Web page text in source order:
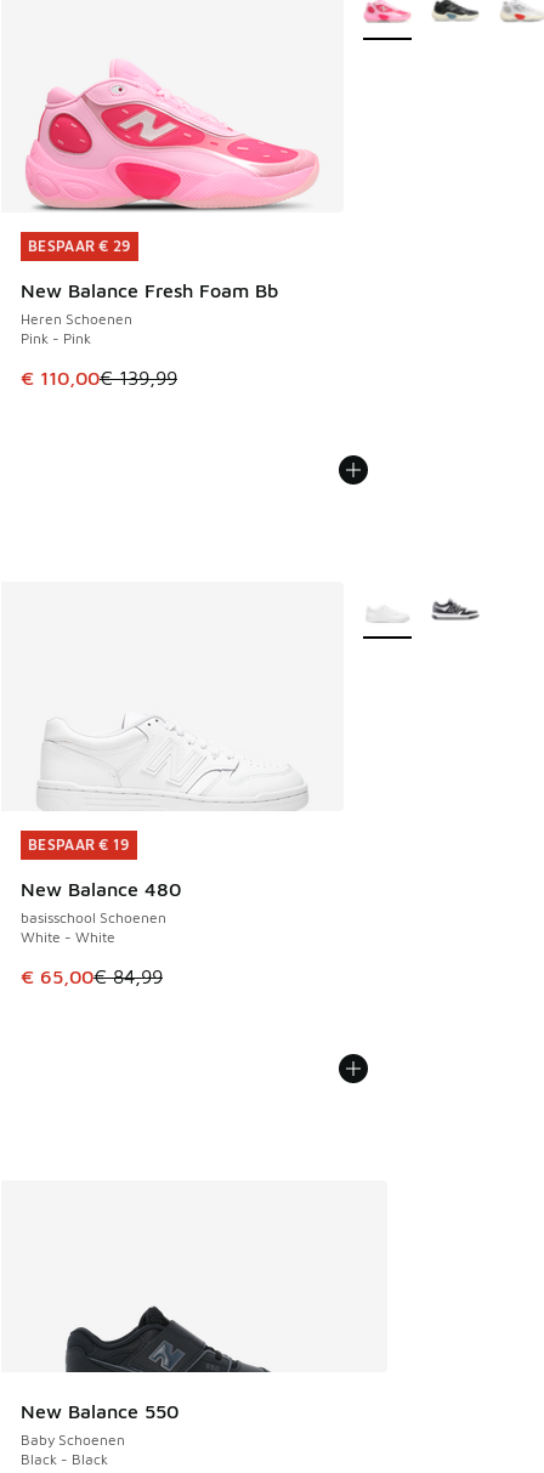
BESPAAR € 29
New Balance Fresh Foam Bb
Heren Schoenen
Pink - Pink
Dit artikel is in de uitverkoop. Dit artikel is in de
€ 110,00€ 139,99
BESPAAR € 29
BESPAAR € 19
New Balance 480
basisschool Schoenen
White - White
Dit artikel is in de uitverkoop. Dit artikel is in de
€ 65,00€ 84,99
BESPAAR € 19
Meer kleuren
New Balance 550
Baby Schoenen
Black - Black